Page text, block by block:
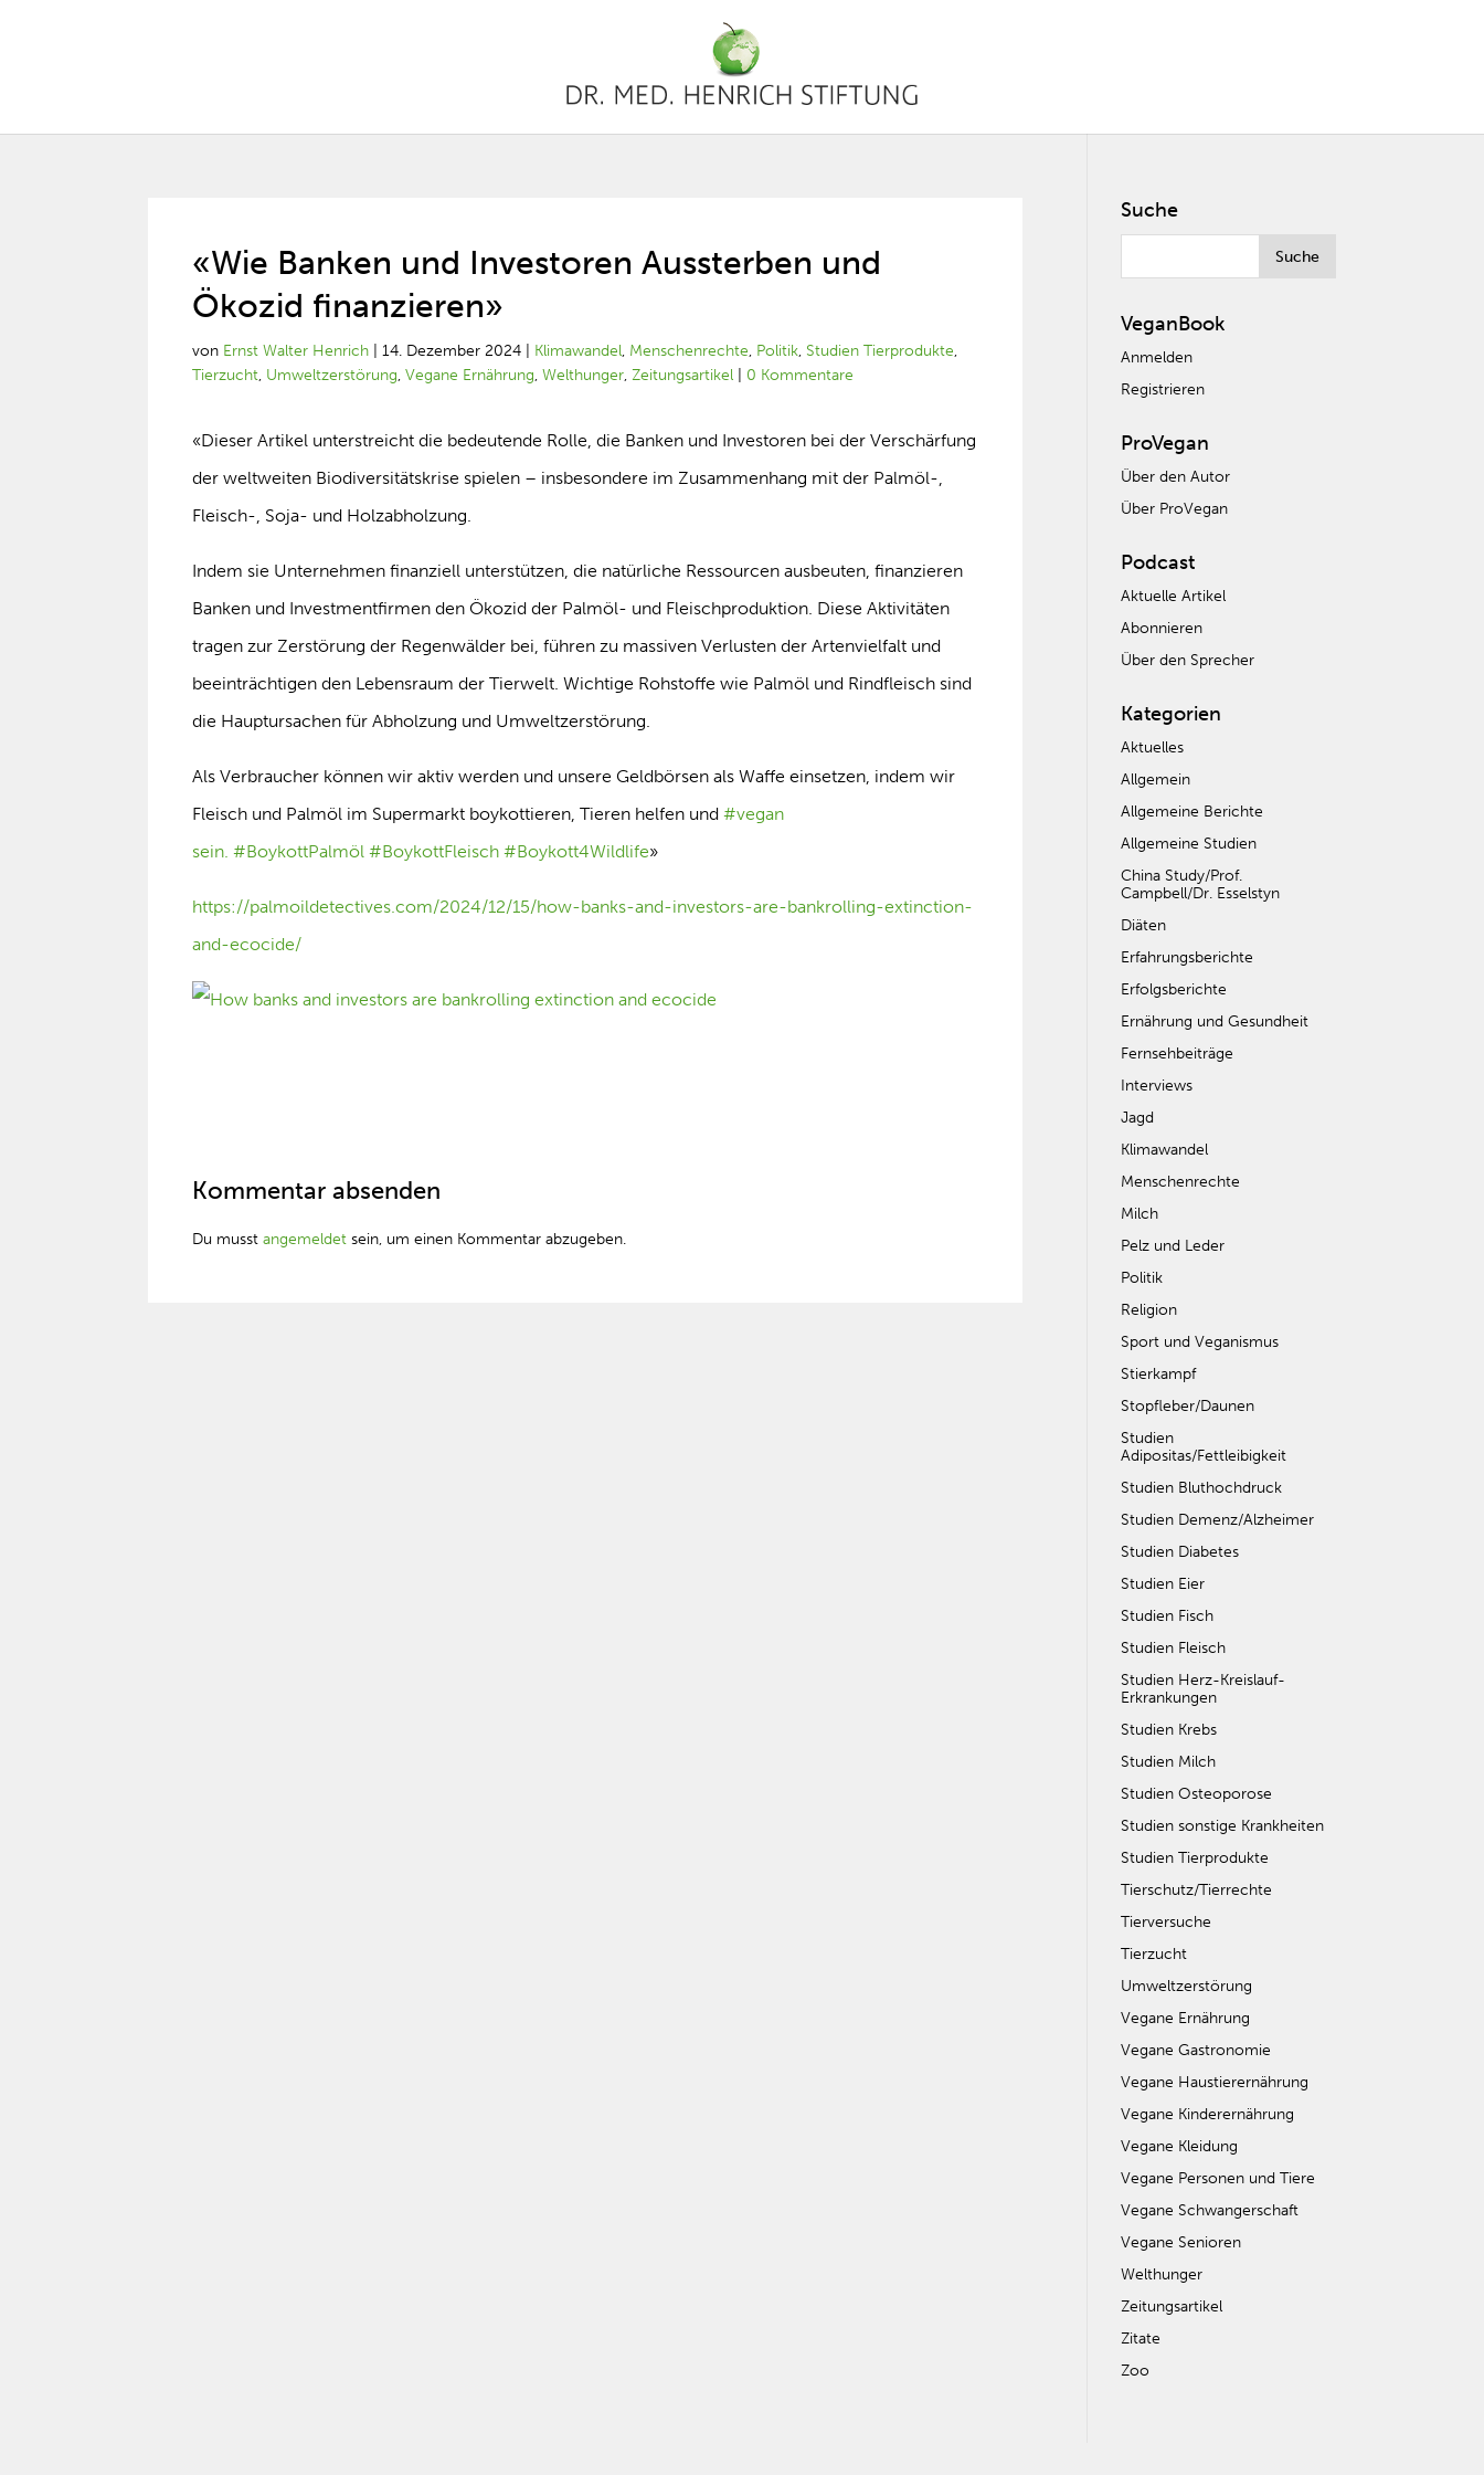
«Wie Banken und Investoren Aussterben und
Ökozid finanzieren»
von Ernst Walter Henrich |14. Dezember 2024 Klimawandel, Menschenrechte, Politik, Studien Tierprodukte,
Tierzucht, Umweltzerstörung,Vegane Ernährung,Welthunger,Zeitungsartikel 0 Kommentare
«Dieser Artikel unterstreicht die bedeutende Rolle, die Banken und Investoren bei der Verschärfung
der weltweiten Biodiversitätskrise spielen – insbesondere im Zusammenhang mit der Palmöl-,
Fleisch-, Soja- und Holzabholzung.
Indem sie Unternehmen finanziell unterstützen, die natürliche Ressourcen ausbeuten, finanzieren
Banken und Investmentfirmen den Ökozid der Palmöl- und Fleischproduktion. Diese Aktivitäten
tragen zur Zerstörung der Regenwälder bei, führen zu massiven Verlusten der Artenvielfalt und
beeinträchtigen den Lebensraum der Tierwelt. Wichtige Rohstoffe wie Palmöl und Rindfleisch sind
die Hauptursachen für Abholzung und Umweltzerstörung.
Als Verbraucher können wir aktiv werden und unsere Geldbörsen als Waffe einsetzen, indem wir
Fleisch und Palmöl im Supermarkt boykottieren, Tieren helfen und#vegan
sein.#BoykottPalmöl#BoykottFleisch#Boykott4Wildlife»
https://palmoildetectives.com/2024/12/15/how-banks-and-investors-are-bankrolling-extinction-
and-ecocide/
Kommentar absenden
Du musstangemeldet sein, um einen Kommentar abzugeben.
Suche
VeganBook
Anmelden
Registrieren
ProVegan
Über den Autor
Über ProVegan
Podcast
Aktuelle Artikel
Abonnieren
Über den Sprecher
Kategorien
Aktuelles
Allgemein
Allgemeine Berichte
Allgemeine Studien
China Study/Prof.
Campbell/Dr. Esselstyn
Diäten
Erfahrungsberichte
Erfolgsberichte
Ernährung und Gesundheit
Fernsehbeiträge
Interviews
Jagd
Klimawandel
Menschenrechte
Milch
Pelz und Leder
Politik
Religion
Sport und Veganismus
Stierkampf
Stopfleber/Daunen
Studien
Adipositas/Fettleibigkeit
Studien Bluthochdruck
Studien Demenz/Alzheimer
Studien Diabetes
Studien Eier
Studien Fisch
Studien Fleisch
Studien Herz-Kreislauf-
Erkrankungen
Studien Krebs
Studien Milch
Studien Osteoporose
Studien sonstige Krankheiten
Studien Tierprodukte
Tierschutz/Tierrechte
Tierversuche
Tierzucht
Umweltzerstörung
Vegane Ernährung
Vegane Gastronomie
Vegane Haustierernährung
Vegane Kinderernährung
Vegane Kleidung
Vegane Personen und Tiere
Vegane Schwangerschaft
Vegane Senioren
Welthunger
Zeitungsartikel
Zitate
Zoo